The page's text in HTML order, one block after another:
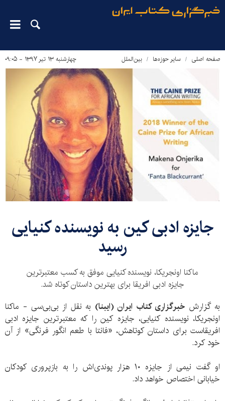
صفحه اصلی سایر حوزه‌ها بین‌الملل چهارشنبه ۱۳ تیر ۱۳۹۷ - ۰۹:۰۵
جایزه ادبی کین به نویسنده کنیایی
رسید
ماکنا اونجریکا، نویسنده کنیایی موفق به کسب معتبرترین
جایزه ادبی افریقا برای بهترین داستان کوتاه شد.
به گزارش خبرگزاری کتاب ایران (ایبنا) به نقل از بی‌بی‌سی - ماکنا
اونجریکا، نویسنده کنیایی، جایزه کین را که معتبرترین جایزه ادبی
افریقاست برای داستان کوتاهش، «فانتا با طعم انگور فرنگی» از آن
خود کرد.
او گفت نیمی از جایزه ۱۰ هزار پوندی‌اش را به بازپروری کودکان
خیابانی اختصاص خواهد داد.